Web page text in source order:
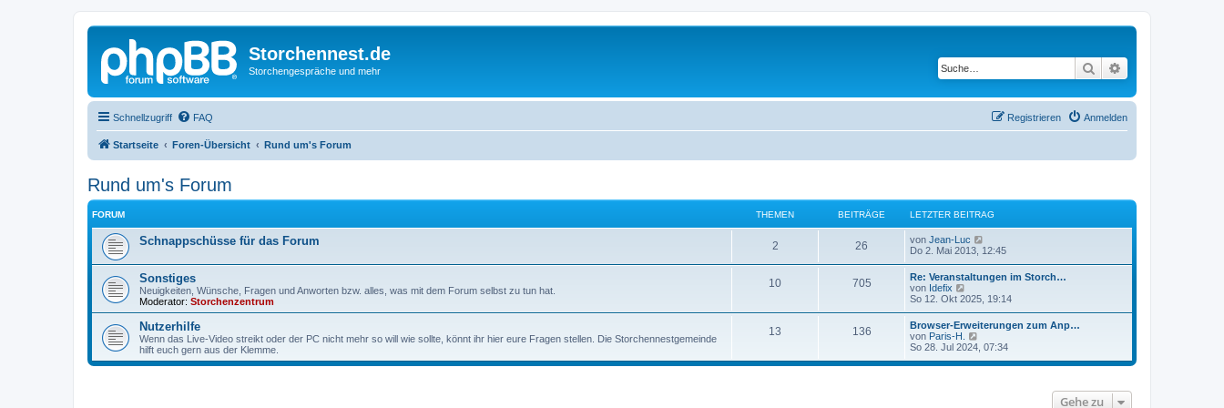
Storchennest.de
Storchengespräche und mehr Suche
Schnellzugriff FAQ Anmelden
Registrieren
Startseite Foren-Übersicht Rund um's Forum
Rund um's Forum
FORUM THEMEN BEITRÄGE LETZTER BEITRAG
Schnappschüsse für das Forum 2 26 von Jean-Luc
e
s
e
r
B
i
t
r
Do 2. Mai 2013, 12:45
Sonstiges
Neuigkeiten, Wünsche, Fragen und Anworten bzw. alles, was mit dem Forum selbst zu tun hat.
Moderator: Storchenzentrum
10 705
Re: Veranstaltungen im Storch…
von Idefix
e
s
t
e
r
So 12. Okt 2025, 19:14
Nutzerhilfe
Wenn das Live-Video streikt oder der PC nicht mehr so will wie sollte, könnt ihr hier eure Fragen stellen. Die Storchennestgemeinde
hilft euch gern aus der Klemme.
13 136
Browser-Erweiterungen zum Anp…
von Paris-H.
e
e
So 28. Jul 2024, 07:34
Gehe zu